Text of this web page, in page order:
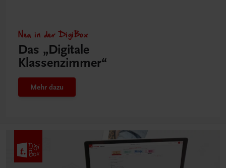
Neu in der DigiBox
Das „Digitale
Klassenzimmer“
Mehr dazu